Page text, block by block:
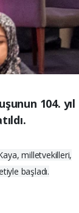
104. yıl
milletvekilleri,
başladı.